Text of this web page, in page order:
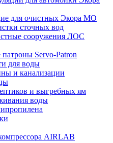
для очистных Экора МО
сточных вод
сооружения ЛОС
Servo-Patron
для воды
и канализации
и выгребных ям
воды
AIRLAB